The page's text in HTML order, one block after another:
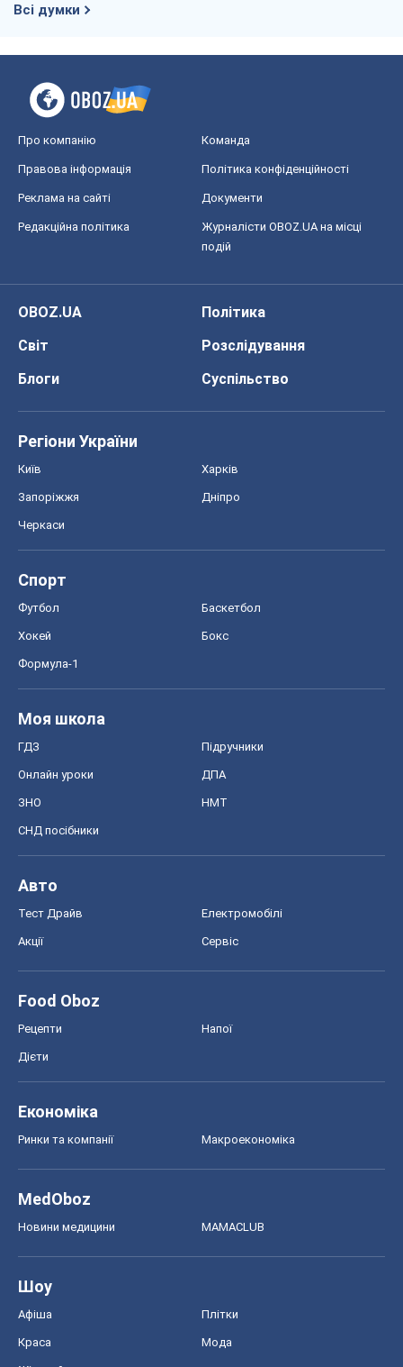
Всі думки
Про компанію Команда
Правова інформація Політика конфіденційності
Реклама на сайті Документи
Редакційна політика
Журналісти OBOZ.UA на місці
подій
OBOZ.UA
Політика
Світ
Розслідування
Блоги
Суспільство
Регіони України
Київ Харків
Запоріжжя Дніпро
Черкаси
Спорт
Футбол Баскетбол
Хокей Бокс
Формула-1
Моя школа
ГДЗ Підручники
Онлайн уроки ДПА
ЗНО НМТ
СНД посібники
Авто
Тест Драйв Електромобілі
Акції Сервіс
Food Oboz
Рецепти Напої
Дієти
Економіка
Ринки та компанії Макроекономіка
MedOboz
Новини медицини MAMACLUB
Шоу
Афіша Плітки
Краса Мода